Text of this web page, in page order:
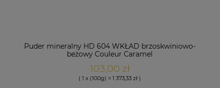
Puder mineralny HD 604 WKŁAD brzoskwiniowo-
beżowy Couleur Caramel
103,00 zł
( 1 x (100g) = 1 373,33 zł )